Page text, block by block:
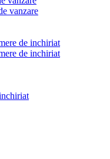
vanzare
de inchiriat
de inchiriat